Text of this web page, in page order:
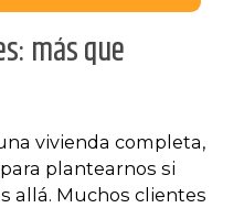
más que
vivienda completa,
plantearnos si
allá. Muchos clientes